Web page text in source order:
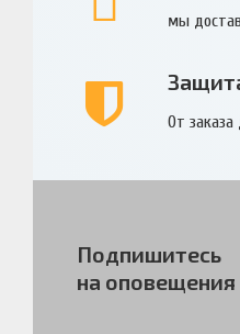
мы
От заказа
Подпишитесь
на оповещения